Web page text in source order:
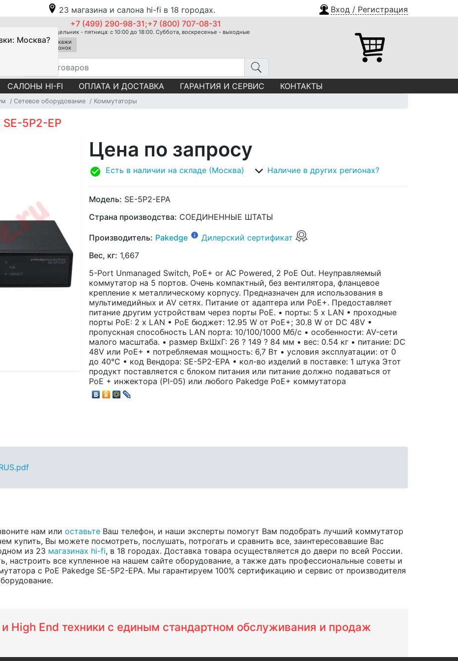
23 магазина и салона hi-fi в 18 городах. Вход / Регистрация
Москва?
+7 (499) 290-98-31;+7 (800) 707-08-31
Понедельник - пятница: с 10:00 до 18:00. Суббота, воскресенье - выходные
Закажи
звонок
САЛОНЫ HI-FI ОПЛАТА И ДОСТАВКА ГАРАНТИЯ И СЕРВИС КОНТАКТЫ
Сетевое оборудование Коммутаторы
SE-5P2-EP
Цена по запросу
Есть в наличии на складе (Москва) Наличие в других регионах?
Модель: SE-5P2-EPA
Страна производства: СОЕДИНЕННЫЕ ШТАТЫ
Производитель: Pakedge
Дилерский сертификат
Вес, кг: 1,667
5-Port Unmanaged Switch, PoE+ or AC Powered, 2 PoE Out. Неуправляемый
коммутатор на 5 портов. Очень компактный, без вентилятора, фланцевое
крепление к металлическому корпусу. Предназначен для использования в
мультимедийных и AV сетях. Питание от адаптера или PoE+. Предоставляет
питание другим устройствам через порты PoE. • порты: 5 x LAN • проходные
порты PoE: 2 x LAN • PoE бюджет: 12.95 W от PoE+; 30.8 W от DC 48V •
пропускная способность LAN порта: 10/100/1000 Мб/с • особенности: AV-сети
малого масштаба. • размер ВхШхГ: 26 ? 149 ? 84 мм • вес: 0.54 кг • питание: DC
48V или PoE+ • потребляемая мощность: 6,7 Вт • условия эксплуатации: от 0
до 40°C • код Вендора: SE-5P2-EPA • кол-во изделий в поставке: 1 штука Этот
продукт поставляется с блоком питания или питание должно подаваться от
PoE + инжектора (PI-05) или любого Pakedge PoE+ коммутатора
нам или оставьте Ваш телефон, и наши эксперты помогут Вам подобрать лучший коммутатор
купить, Вы можете посмотреть, послушать, потрогать и сравнить все, заинтересовавшие Вас
из 23 магазинах hi-fi, в 18 городах. Доставка товара осуществляется до двери по всей России.
настроить все купленное на нашем сайте оборудование, а также дать профессиональные советы и
с PoE Pakedge SE-5P2-EPA. Мы гарантируем 100% сертификацию и сервис от производителя
High End техники с единым стандартном обслуживания и продаж